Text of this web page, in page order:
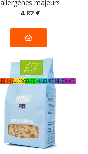
allergènes majeurs
4.82 €